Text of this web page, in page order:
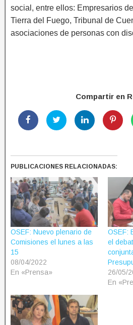
social, entre ellos: Empresarios
Tierra del Fuego, Tribunal de
asociaciones de personas con
Compartir en
PUBLICACIONES RELACIONADAS:
OSEF: Nuevo plenario de
Comisiones el lunes a las
15
08/04/2022
En «Prensa»
OSEF:
el
26/05/
En